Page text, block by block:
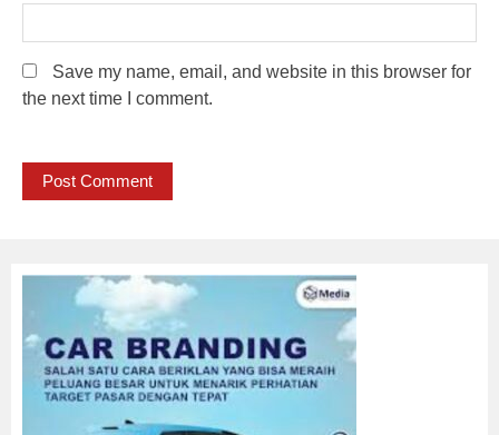
Save my name, email, and website in this browser for
the next time I comment.